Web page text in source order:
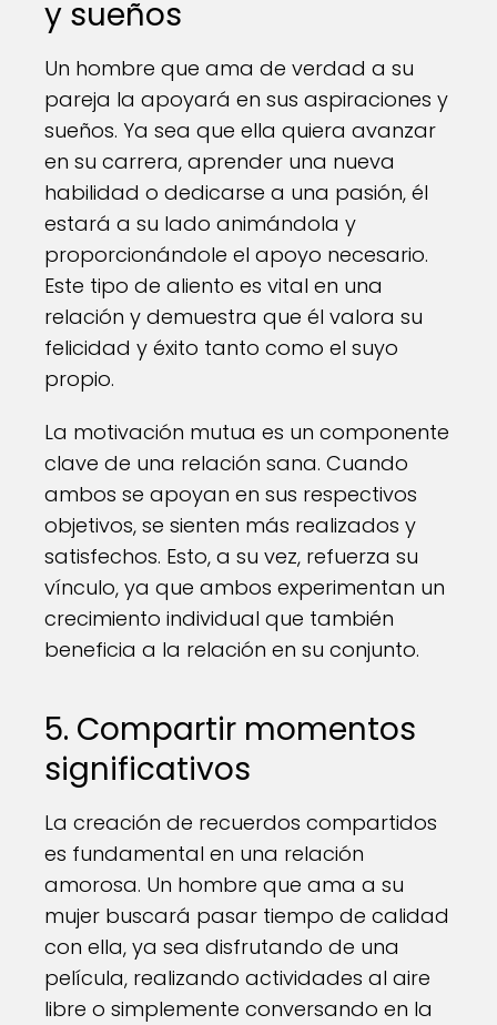
y sueños
Un hombre que ama de verdad a su
pareja la apoyará en sus aspiraciones y
sueños. Ya sea que ella quiera avanzar
en su carrera, aprender una nueva
habilidad o dedicarse a una pasión, él
estará a su lado animándola y
proporcionándole el apoyo necesario.
Este tipo de aliento es vital en una
relación y demuestra que él valora su
felicidad y éxito tanto como el suyo
propio.
La motivación mutua es un componente
clave de una relación sana. Cuando
ambos se apoyan en sus respectivos
objetivos, se sienten más realizados y
satisfechos. Esto, a su vez, refuerza su
vínculo, ya que ambos experimentan un
crecimiento individual que también
beneficia a la relación en su conjunto.
5. Compartir momentos
significativos
La creación de recuerdos compartidos
es fundamental en una relación
amorosa. Un hombre que ama a su
mujer buscará pasar tiempo de calidad
con ella, ya sea disfrutando de una
película, realizando actividades al aire
libre o simplemente conversando en la